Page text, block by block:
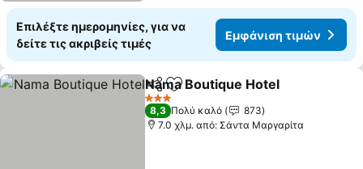
Επιλέξτε ημερομηνίες, για να
δείτε τις ακριβείς τιμές
Εμφάνιση τιμών
Κοινοποίηση
Προσθήκη στα αγαπημένα
Nama Boutique Hotel
3 Αστέρια
8,3 Πολύ καλό
873
7.0 χλμ. από: Σάντα Μαργαρίτα